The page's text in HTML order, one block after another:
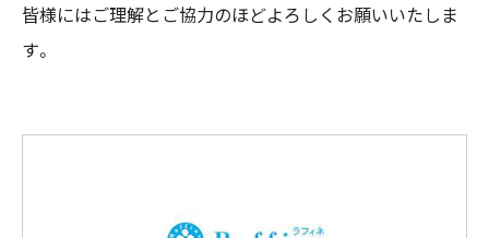
皆様にはご理解とご協力のほどよろしくお願いいたしま
す。